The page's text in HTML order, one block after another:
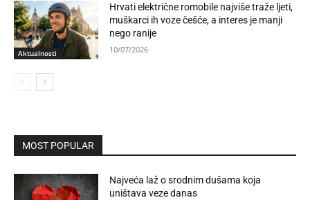
Aktualnosti
Hrvati električne romobile najviše traže ljeti,
muškarci ih voze češće, a interes je manji
nego ranije
10/07/2026
MOST POPULAR
Najveća laž o srodnim dušama koja
uništava veze danas